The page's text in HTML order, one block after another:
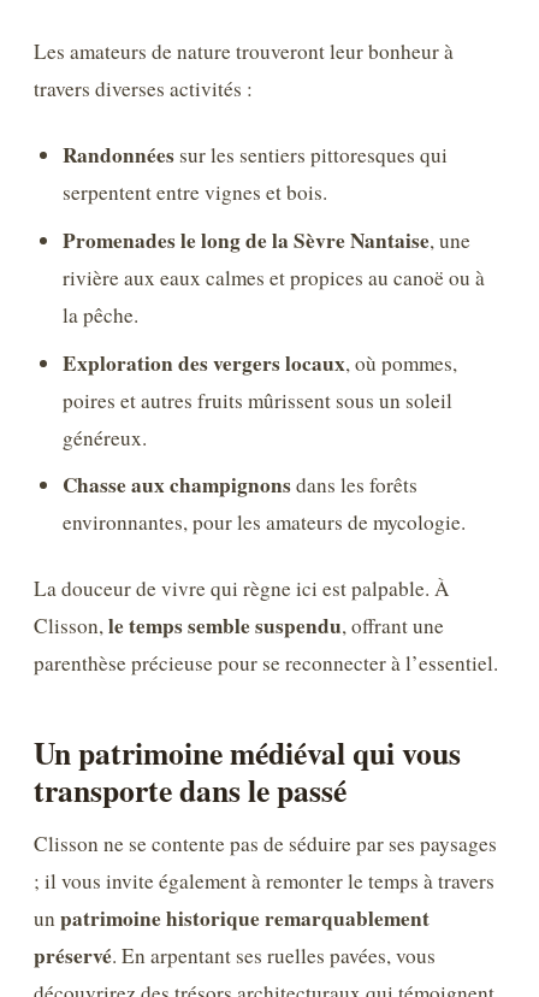
Les amateurs de nature trouveront leur bonheur à
travers diverses activités :
Randonnées sur les sentiers pittoresques qui
serpentent entre vignes et bois.
Promenades le long de la Sèvre Nantaise, une
rivière aux eaux calmes et propices au canoë ou à
la pêche.
Exploration des vergers locaux, où pommes,
poires et autres fruits mûrissent sous un soleil
généreux.
Chasse aux champignonsdans les forêts
environnantes, pour les amateurs de mycologie.
La douceur de vivre qui règne ici est palpable. À
Clisson,le temps semble suspendu, offrant une
parenthèse précieuse pour se reconnecter à l’essentiel.
Un patrimoine médiéval qui vous
transporte dans le passé
Clisson ne se contente pas de séduire par ses paysages
; il vous invite également à remonter le temps à travers
un patrimoine historique remarquablement
préservé. En arpentant ses ruelles pavées, vous